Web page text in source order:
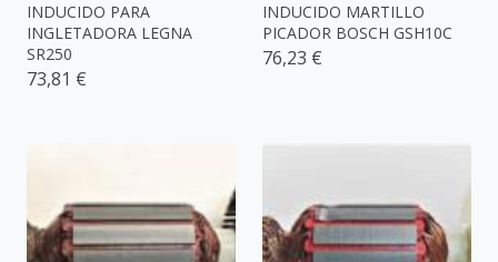
INDUCIDO PARA
INGLETADORA LEGNA
SR250
73,81 €
INDUCIDO MARTILLO
PICADOR BOSCH GSH10C
76,23 €